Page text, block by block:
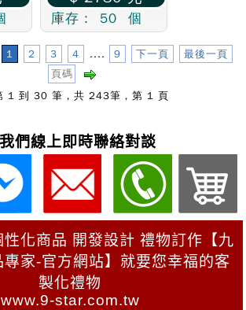
們線上即時聯絡對談
化商品 開發設計 禮物訂作【九
專家-官方網站】就要您幸福的客
製化禮物
www.9-star.com.tw